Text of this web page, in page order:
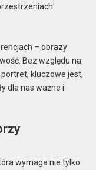
– obrazy
Bez względu na
kluczowe jest,
dla nas ważne i
wymaga nie tylko